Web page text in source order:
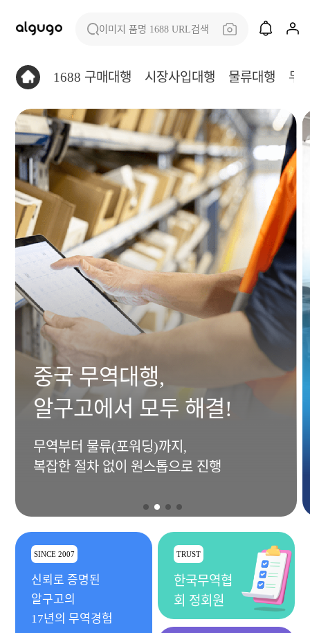
이미지 품명 1688 URL검색
1688 구매대행 시장사입대행 물류대행 무
중국 무역대행,
알구고에서 모두 해결!
무역부터 물류(포워딩)까지,
복잡한 절차 없이 원스톱으로 진행
SINCE 2007
신뢰로 증명된
알구고의
17년의 무역경험
TRUST
한국무역협
회 정회원